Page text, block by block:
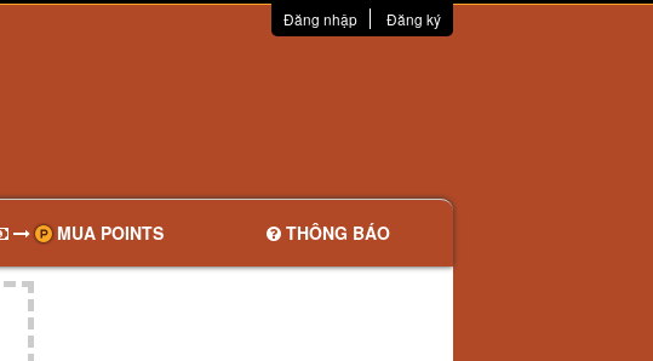
Đăng nhập Đăng ký
MUA POINTS THÔNG BÁO